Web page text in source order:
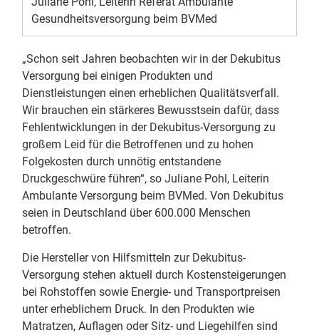
Gesundheitsversorgung beim BVMed
„Schon seit Jahren beobachten wir in der Dekubitus
Versorgung bei einigen Produkten und
Dienstleistungen einen erheblichen Qualitätsverfall.
Wir brauchen ein stärkeres Bewusstsein dafür, dass
Fehlentwicklungen in der Dekubitus-Versorgung zu
großem Leid für die Betroffenen und zu hohen
Folgekosten durch unnötig entstandene
Druckgeschwüre führen“, so Juliane Pohl, Leiterin
Ambulante Versorgung beim BVMed. Von Dekubitus
seien in Deutschland über 600.000 Menschen
betroffen.
Die Hersteller von Hilfsmitteln zur Dekubitus-
Versorgung stehen aktuell durch Kostensteigerungen
bei Rohstoffen sowie Energie- und Transportpreisen
unter erheblichem Druck. In den Produkten wie
Matratzen, Auflagen oder Sitz- und Liegehilfen sind